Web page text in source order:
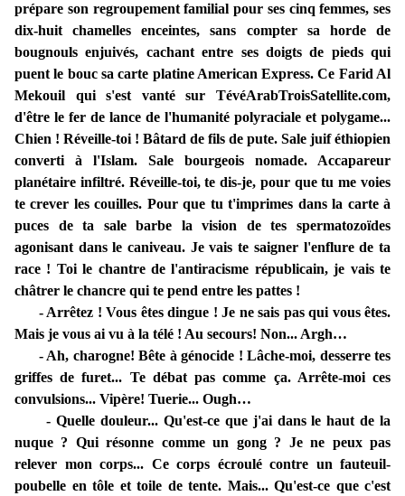
prépare son regroupement familial pour ses cinq femmes, ses
dix-huit chamelles enceintes, sans compter sa horde de
bougnouls enjuivés, cachant entre ses doigts de pieds qui
puent le bouc sa carte platine American Express. Ce Farid Al
Mekouil qui s'est vanté sur TévéArabTroisSatellite.com,
d'être le fer de lance de l'humanité polyraciale et polygame...
Chien ! Réveille-toi ! Bâtard de fils de pute. Sale juif éthiopien
converti à l'Islam. Sale bourgeois nomade. Accapareur
planétaire infiltré. Réveille-toi, te dis-je, pour que tu me voies
te crever les couilles. Pour que tu t'imprimes dans la carte à
puces de ta sale barbe la vision de tes spermatozoïdes
agonisant dans le caniveau. Je vais te saigner l'enflure de ta
race ! Toi le chantre de l'antiracisme républicain, je vais te
châtrer le chancre qui te pend entre les pattes !
- Arrêtez ! Vous êtes dingue ! Je ne sais pas qui vous êtes.
Mais je vous ai vu à la télé ! Au secours! Non... Argh…
- Ah, charogne! Bête à génocide ! Lâche-moi, desserre tes
griffes de furet... Te débat pas comme ça. Arrête-moi ces
convulsions... Vipère! Tuerie... Ough…
- Quelle douleur... Qu'est-ce que j'ai dans le haut de la
nuque ? Qui résonne comme un gong ? Je ne peux pas
relever mon corps... Ce corps écroulé contre un fauteuil-
poubelle en tôle et toile de tente. Mais... Qu'est-ce que c'est